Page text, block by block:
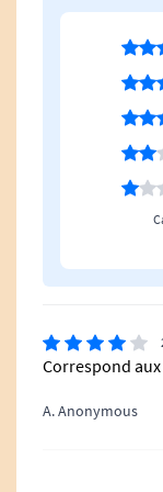
Correspond
A. Anonymous